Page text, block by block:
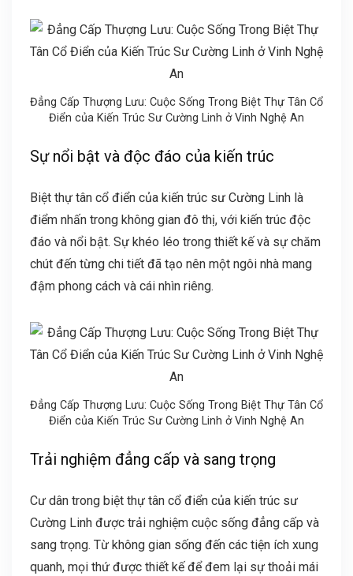
Đẳng Cấp Thượng Lưu: Cuộc Sống Trong Biệt Thự Tân Cổ
Điển của Kiến Trúc Sư Cường Linh ở Vinh Nghệ An
Sự nổi bật và độc đáo của kiến trúc
Biệt thự tân cổ điển của kiến trúc sư Cường Linh là
điểm nhấn trong không gian đô thị, với kiến trúc độc
đáo và nổi bật. Sự khéo léo trong thiết kế và sự chăm
chút đến từng chi tiết đã tạo nên một ngôi nhà mang
đậm phong cách và cái nhìn riêng.
Đẳng Cấp Thượng Lưu: Cuộc Sống Trong Biệt Thự Tân Cổ
Điển của Kiến Trúc Sư Cường Linh ở Vinh Nghệ An
Trải nghiệm đẳng cấp và sang trọng
Cư dân trong biệt thự tân cổ điển của kiến trúc sư
Cường Linh được trải nghiệm cuộc sống đẳng cấp và
sang trọng. Từ không gian sống đến các tiện ích xung
quanh, mọi thứ được thiết kế để đem lại sự thoải mái